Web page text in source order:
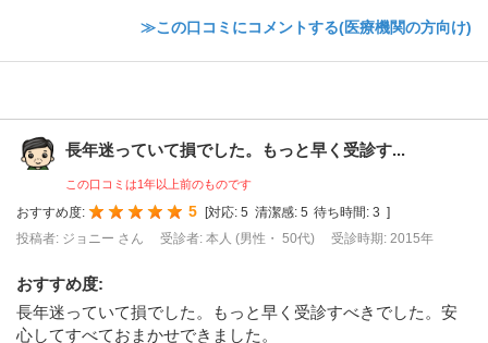
≫この口コミにコメントする(医療機関の方向け)
長年迷っていて損でした。もっと早く受診す...
この口コミは1年以上前のものです
おすすめ度: 5 対応: 5 清潔感: 5 待ち時間: 3
投稿者: ジョニー さん
受診者: 本人 (男性・ 50代) 受診時期: 2015年
おすすめ度:
長年迷っていて損でした。もっと早く受診すべきでした。安
心してすべておまかせできました。